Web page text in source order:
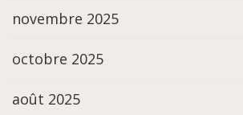
novembre 2025
octobre 2025
août 2025